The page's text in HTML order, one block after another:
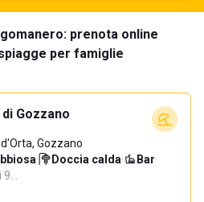
prenota online
per famiglie
Gozzano
d'Orta, Gozzano
· Doccia calda· Bar·